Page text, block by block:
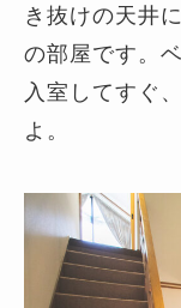
き抜けの天井
の部屋です。
入室してすぐ
よ。